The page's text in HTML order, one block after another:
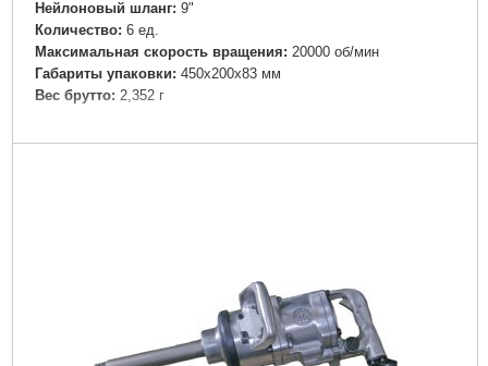
Нейлоновый шланг: 9"
Количество: 6 ед.
Максимальная скорость вращения: 20000 об/мин
Габариты упаковки: 450x200x83 мм
Вес брутто: 2,352 г
Подробнее...